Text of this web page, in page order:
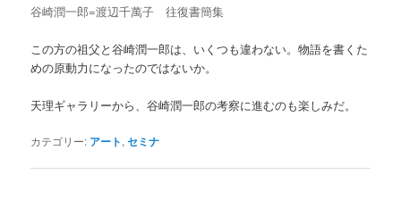
谷崎潤一郎=渡辺千萬子 往復書簡集
この方の祖父と谷崎潤一郎は、いくつも違わない。物語を書くた
めの原動力になったのではないか。
天理ギャラリーから、谷崎潤一郎の考察に進むのも楽しみだ。
カテゴリー: アート,セミナ